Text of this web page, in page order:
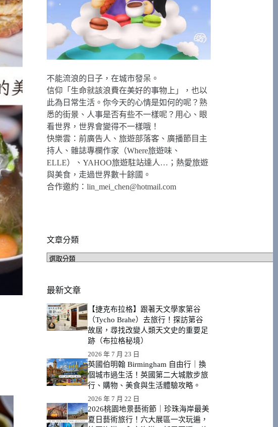
不能流浪的日子，在城市發呆。
信仰「生命就該浪費在美好的事物上」，也以
此為日常生活。你今天的心情是如何的呢？熟
悉的街景、人事是否有些不一樣呢？用心、眼
看世界，世界會變得不一樣哦！
快樂雲：前廣告人、旅遊部落客、廣播節目主
持人、雜誌專欄作家（Where旅遊味、
ELLE）、YAHOO旅遊駐站達人…；熱愛旅遊
與美食，走過世界數十餘國。
合作邀約：lin_mei_chen@hotmail.com
文章分類
文
類
最新文章
【捷克布拉格】跟著天文學家第谷
（Tycho Brahe）去旅行！探訪第谷
故居，尋找改變人類天文史的重要足
跡（布拉格秘境）
2026 年 7 月 23 日
英國伯明翰 Birmingham 自由行｜換
個城市過生活！英國第二大城散步旅
行、購物、美食與生活體驗攻略。
2026 年 7 月 22 日
2026桃園地景藝術節｜珍珠海岸最美
夏日藝術旅行！六大展區一次玩遍，